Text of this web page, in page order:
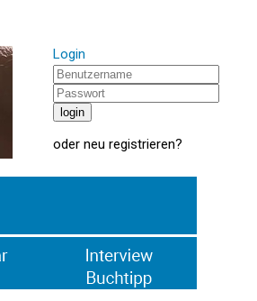
Login
oder neu registrieren?